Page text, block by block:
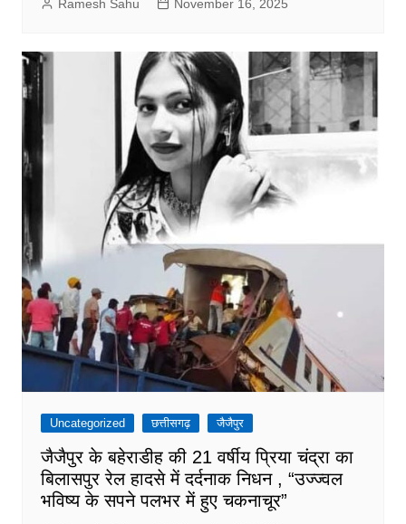
Ramesh Sahu November 16, 2025
Uncategorized छत्तीसगढ़ जैजैपुर
जैजैपुर के बहेराडीह की 21 वर्षीय प्रिया चंद्रा का
बिलासपुर रेल हादसे में दर्दनाक निधन , “उज्ज्वल
भविष्य के सपने पलभर में हुए चकनाचूर”